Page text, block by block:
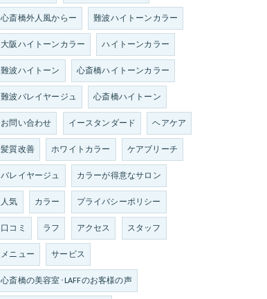
心斎橋外人風からー
難波ハイトーンカラー
大阪ハイトーンカラー
ハイトーンカラー
難波ハイトーン
心斎橋ハイトーンカラー
難波バレイヤージュ
心斎橋ハイトーン
お問い合わせ
イースタンダード
ヘアケア
髪質改善
ホワイトカラー
ケアブリーチ
バレイヤージュ
カラーが得意なサロン
人気
カラー
プライバシーポリシー
口コミ
ラフ アクセス
スタッフ
メニュー
サービス
心斎橋の美容室･LAFFのお客様の声